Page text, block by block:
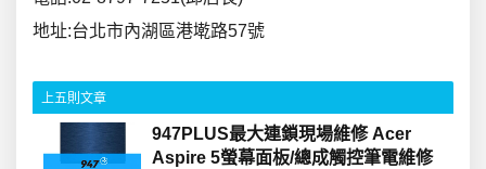
地址:台北市內湖區港墘路57號
上五則文章
947PLUS最大連鎖現場維修 Acer
Aspire 5螢幕面板/總成觸控筆電維修